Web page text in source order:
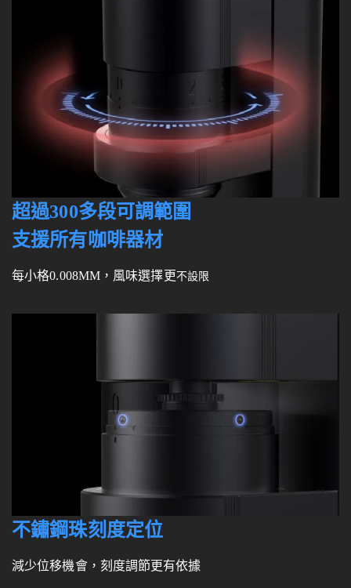
超過300多段可調範圍
支援所有咖啡器材
每小格0.008MM，風味選擇更不設限
不鏽鋼珠刻度定位
減少位移機會，刻度調節更有依據